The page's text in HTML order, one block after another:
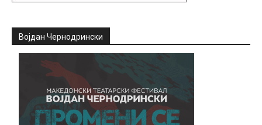
Војдан Чернодрински